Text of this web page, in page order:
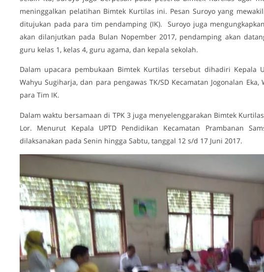
meninggalkan pelatihan Bimtek Kurtilas ini. Pesan Suroyo yang
ditujukan pada para tim pendamping (IK). Suroyo juga
akan dilanjutkan pada Bulan Nopember 2017, pendamping akan
guru kelas 1, kelas 4, guru agama, dan kepala sekolah.
Dalam upacara pembukaan Bimtek Kurtilas tersebut dihadiri Kepala
Wahyu Sugiharja, dan para pengawas TK/SD Kecamatan Jogonalan
para Tim IK.
Dalam waktu bersamaan di TPK 3 juga menyelenggarakan Bimtek
Lor. Menurut Kepala UPTD Pendidikan Kecamatan Prambanan
dilaksanakan pada Senin hingga Sabtu, tanggal 12 s/d 17 Juni 2017.